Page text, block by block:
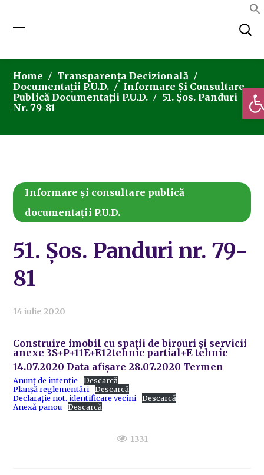
Home
Transparența Decizională
Documentații P.U.D.
Informare Și Consultare
Publică Documentații P.U.D.
51. Șos. Panduri
Nr. 79-81
Informare și consultare publică
documentații P.U.D.
51. Șos. Panduri nr. 79-
81
14 iulie 2020
Construire imobil cu spații de birouri și servicii
anexe 3S+P+11E+E12tehnic partial+E tehnic
14.07.2020 Data afișare 28.07.2020 Termen
Anunț de intenție
Descarcă
Planșă reglementări
Descarcă
Declarație not. identificare vecini
Descarcă
Anexă panou
Descarcă
1331